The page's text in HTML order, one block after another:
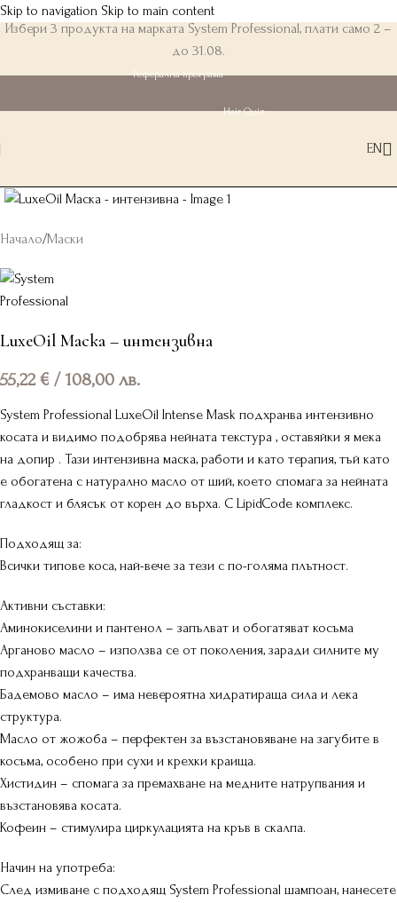
Skip to navigation Skip to main content
Избери 3 продукта на марката System Professional, плати само 2 –
до 31.08.
Реферална програма
Hair Quiz
EN
Начало/Маски
LuxeOil Маска – интензивна
55,22 € / 108,00 лв.
System Professional LuxeOil Intense Mask подхранва интензивно
косата и видимо подобрява нейната текстура , оставяйки я мека
на допир . Тази интензивна маска, работи и като терапия, тъй като
е обогатена с натурално масло от ший, което спомага за нейната
гладкост и блясък от корен до върха. С LipidCode комплекс.
Подходящ за:
Всички типове коса, най-вече за тези с по-голяма плътност.
Активни съставки:
Аминокиселини и пантенол – запълват и обогатяват косъма
Арганово масло – използва се от поколения, заради силните му
подхранващи качества.
Бадемово масло – има невероятна хидратираща сила и лека
структура.
Масло от жожоба – перфектен за възстановяване на загубите в
косъма, особено при сухи и крехки краища.
Хистидин – спомага за премахване на медните натрупвания и
възстановява косата.
Кофеин – стимулира циркулацията на кръв в скалпа.
Начин на употреба:
След измиване с подходящ System Professional шампоан, нанесете